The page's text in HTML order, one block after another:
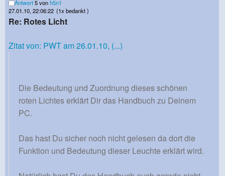
Antwort5 vonh5n1
27.01.10, 22:06:22 (1x bedankt )
Re: Rotes Licht
Zitat von: PWT am 26.01.10, (...)
Die Bedeutung und Zuordnung dieses schönen
roten Lichtes erklärt Dir das Handbuch zu Deinem
PC.
Das hast Du sicher noch nicht gelesen da dort die
Funktion und Bedeutung dieser Leuchte erklärt wird.